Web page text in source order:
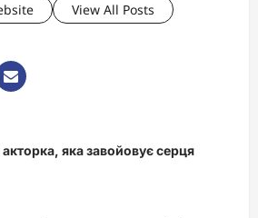
View All Posts
яка завойовує серця